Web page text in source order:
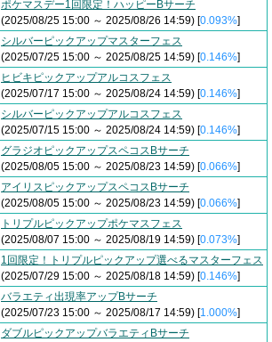
ポケマスデー1回限定！ハッピーBサーチ
(2025/08/25 15:00 ～ 2025/08/26 14:59) [0.093%]
シルバーピックアップマスターフェス
(2025/07/25 15:00 ～ 2025/08/25 14:59) [0.146%]
ヒビキピックアップアルコスフェス
(2025/07/17 15:00 ～ 2025/08/24 14:59) [0.146%]
シルバーピックアップアルコスフェス
(2025/07/15 15:00 ～ 2025/08/24 14:59) [0.146%]
グラジオピックアップスペコスBサーチ
(2025/08/05 15:00 ～ 2025/08/23 14:59) [0.066%]
アイリスピックアップスペコスBサーチ
(2025/08/05 15:00 ～ 2025/08/23 14:59) [0.066%]
トリプルピックアップポケマスフェス
(2025/08/07 15:00 ～ 2025/08/19 14:59) [0.073%]
1回限定！トリプルピックアップ選べるマスターフェス
(2025/07/29 15:00 ～ 2025/08/18 14:59) [0.146%]
バラエティ出現率アップBサーチ
(2025/07/23 15:00 ～ 2025/08/17 14:59) [1.000%]
ダブルピックアップバラエティBサーチ